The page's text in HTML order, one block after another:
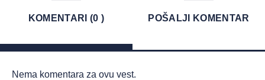
KOMENTARI (0 ) POŠALJI KOMENTAR
Nema komentara za ovu vest.